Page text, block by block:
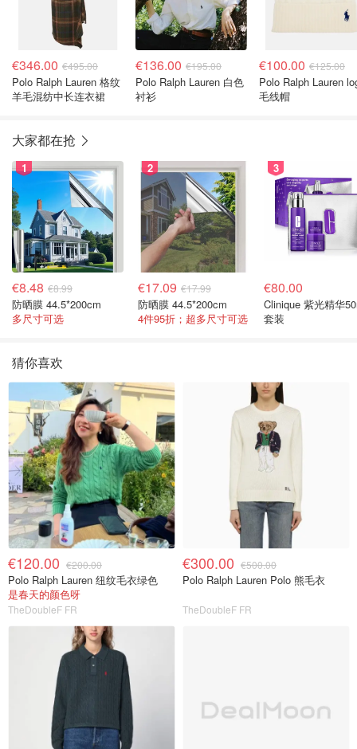
€346.00 €495.00
Polo Ralph Lauren 格纹
羊毛混纺中长连衣裙
€136.00 €195.00
Polo Ralph Lauren 白色
衬衫
€100.00 €125.00
Polo Ralph Lauren
毛线帽
大家都在抢
1
€8.48 €8.99
防晒膜 44.5*200cm
多尺寸可选
2
€17.09 €17.99
防晒膜 44.5*200cm
4件95折；超多尺寸可选
3
€80.00
Clinique 紫光精华
套装
猜你喜欢
€120.00 €200.00
Polo Ralph Lauren 纽纹毛衣绿色
是春天的颜色呀
TheDoubleF FR
€300.00 €500.00
Polo Ralph Lauren Polo 熊毛衣
TheDoubleF FR